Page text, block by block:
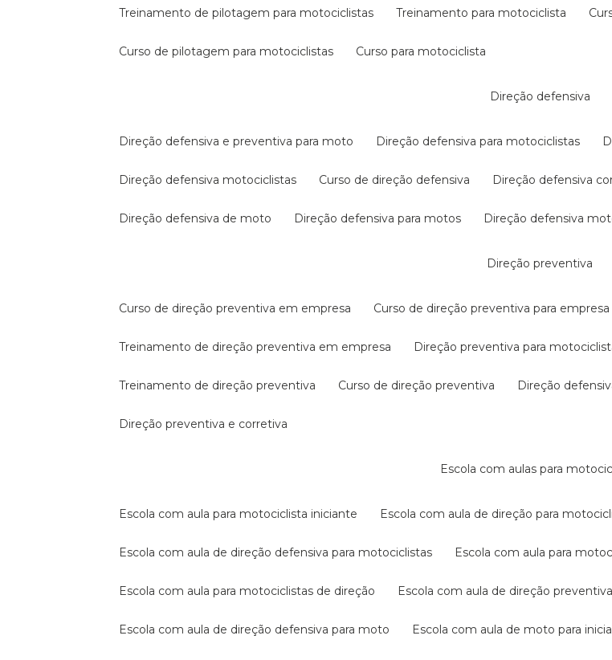
treinamento de pilotagem para motociclistas treinamento para motociclista
curso de pilotagem para motociclistas curso para motociclista
direção defensiva
direção defensiva e preventiva para moto direção defensiva para motociclistas
direção defensiva motociclistas curso de direção defensiva direção defensiva
direção defensiva de moto direção defensiva para motos direção defensiva
direção preventiva
curso de direção preventiva em empresa curso de direção preventiva para empresa
treinamento de direção preventiva em empresa direção preventiva para
treinamento de direção preventiva curso de direção preventiva direção
direção preventiva e corretiva
escola com aulas para
escola com aula para motociclista iniciante escola com aula de direção para
escola com aula de direção defensiva para motociclistas escola com aula para
escola com aula para motociclistas de direção escola com aula de direção
escola com aula de direção defensiva para moto escola com aula de moto para